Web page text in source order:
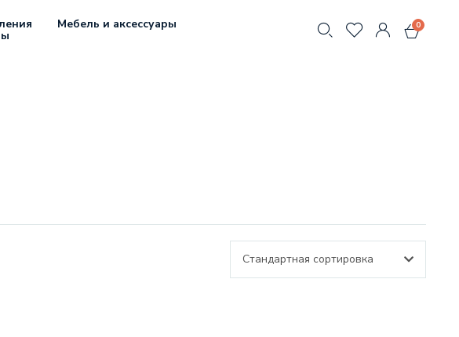
Мебель и аксессуары 0
Стандартная сортировка